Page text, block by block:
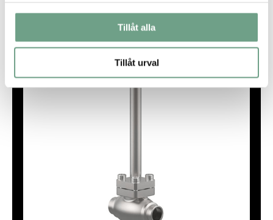
Tillåt alla
Tillåt urval